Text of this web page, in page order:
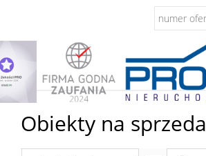
Obiekty na